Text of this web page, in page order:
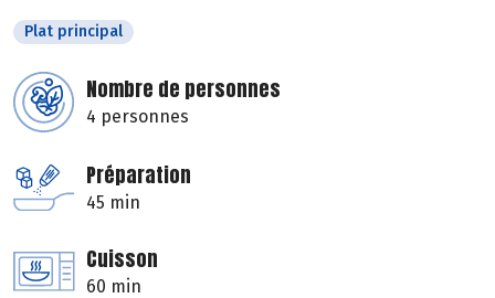
Plat principal
Nombre de personnes
4 personnes
Préparation
45 min
Cuisson
60 min